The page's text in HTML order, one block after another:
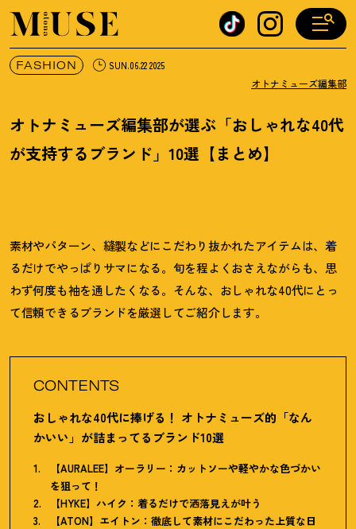
オトナミューズ ウェブ
FASHION SUN.06.22 2025
オトナミューズ編集部
オトナミューズ編集部が選ぶ「おしゃれな40代
が支持するブランド」10選【まとめ】
素材やパターン、縫製などにこだわり抜かれたアイテムは、着
るだけでやっぱりサマになる。旬を程よくおさえながらも、思
わず何度も袖を通したくなる。そんな、おしゃれな40代にとっ
て信頼できるブランドを厳選してご紹介します。
CONTENTS
おしゃれな40代に捧げる ！ オトナミューズ的「なん
かいい」が詰まってるブランド10選
【AURALEE】オーラリー：カットソーや軽やかな色づかい
を狙って ！
【HYKE】ハイク：着るだけで洒落見えが叶う
【ATON】エイトン：徹底して素材にこだわった上質な日